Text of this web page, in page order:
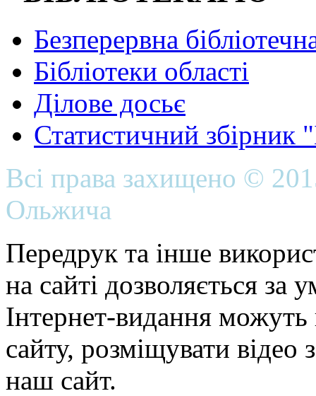
Безперервна
Бібліотеки області
Ділове досьє
Статистичний
Всі права захищено ©
Ольжича
Передрук та інше
на сайті дозволяється
Інтернет-видання можуть
сайту, розміщувати відео
наш сайт.